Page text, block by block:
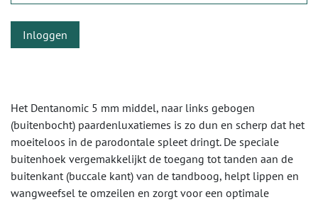
Inloggen
Het Dentanomic 5 mm middel, naar links gebogen
(buitenbocht) paardenluxatiemes is zo dun en scherp dat het
moeiteloos in de parodontale spleet dringt. De speciale
buitenhoek vergemakkelijkt de toegang tot tanden aan de
buitenkant (buccale kant) van de tandboog, helpt lippen en
wangweefsel te omzeilen en zorgt voor een optimale